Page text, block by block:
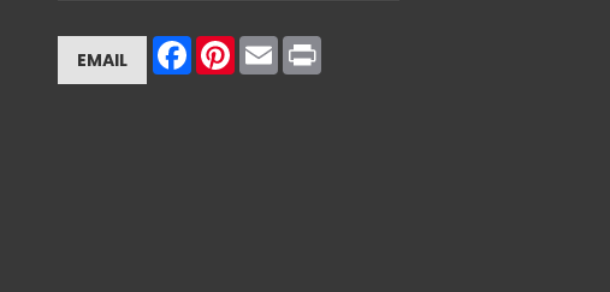
EMAIL
FacebookPinterest
EmailPrint